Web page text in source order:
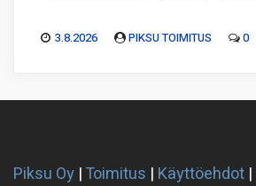
3.8.2026 PIKSU TOIMITUS 0
Piksu Oy |Toimitus | Käyttöehdot |